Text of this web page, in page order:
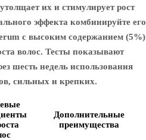
их и стимулирует рост
эффекта комбинируйте его
с высоким содержанием (5%)
волос. Тесты показывают
шесть недель использования
сильных и крепких.
Дополнительные
преимущества